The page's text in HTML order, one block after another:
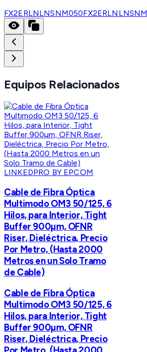
FX2ERLNLNSNM050
Equipos Relacionados
LINKEDPRO BY EPCOM
Cable de Fibra Óptica
Multimodo OM3 50/125, 6
Hilos, para Interior, Tight
Buffer 900µm, OFNR
Riser, Dieléctrica, Precio
Por Metro, (Hasta 2000
Metros en un Solo Tramo
de Cable)
Cable de Fibra Óptica
Multimodo OM3 50/125, 6
Hilos, para Interior, Tight
Buffer 900µm, OFNR
Riser, Dieléctrica, Precio